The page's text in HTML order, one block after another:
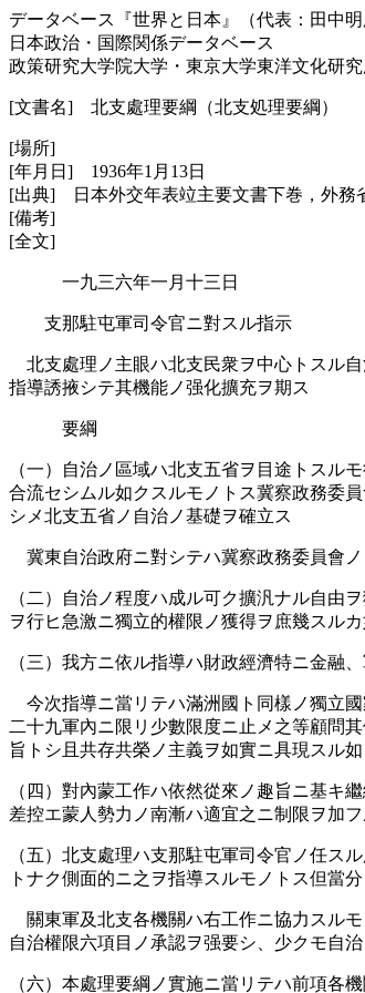
データベース『世界と日本』（代表：田中明
日本政治・国際関係データベース
政策研究大学院大学・東京大学東洋文化研
[文書名] 北支處理要綱（北支処理要綱）
[場所]
[年月日] 1936年1月13日
[出典] 日本外交年表竝主要文書下巻，外務
[備考]
[全文]
一九三六年一月十三日
支那駐屯軍司令官ニ對スル指示
北支處理ノ主眼ハ北支民衆ヲ中心トスル
指導誘掖シテ其機能ノ强化擴充ヲ期ス
要綱
（一）自治ノ區域ハ北支五省ヲ目途トスル
合流セシムル如クスルモノトス冀察政務委
シメ北支五省ノ自治ノ基礎ヲ確立ス
冀東自治政府ニ對シテハ冀察政務委員會
（二）自治ノ程度ハ成ル可ク擴汎ナル自由
ヲ行ヒ急激ニ獨立的權限ノ獲得ヲ庶幾スル
（三）我方ニ依ル指導ハ財政經濟特ニ金融
今次指導ニ當リテハ滿洲國ト同樣ノ獨立
二十九軍內ニ限リ少數限度ニ止メ之等顧問
旨トシ且共存共榮ノ主義ヲ如實ニ具現スル
（四）對內蒙工作ハ依然從來ノ趣旨ニ基キ
差控エ蒙人勢力ノ南漸ハ適宜之ニ制限ヲ加
（五）北支處理ハ支那駐屯軍司令官ノ任ス
トナク側面的ニ之ヲ指導スルモノトス但當
關東軍及北支各機關ハ右工作ニ協力スル
自治權限六項目ノ承認ヲ强要シ、少クモ自
（六）本處理要綱ノ實施ニ當リテハ前項各